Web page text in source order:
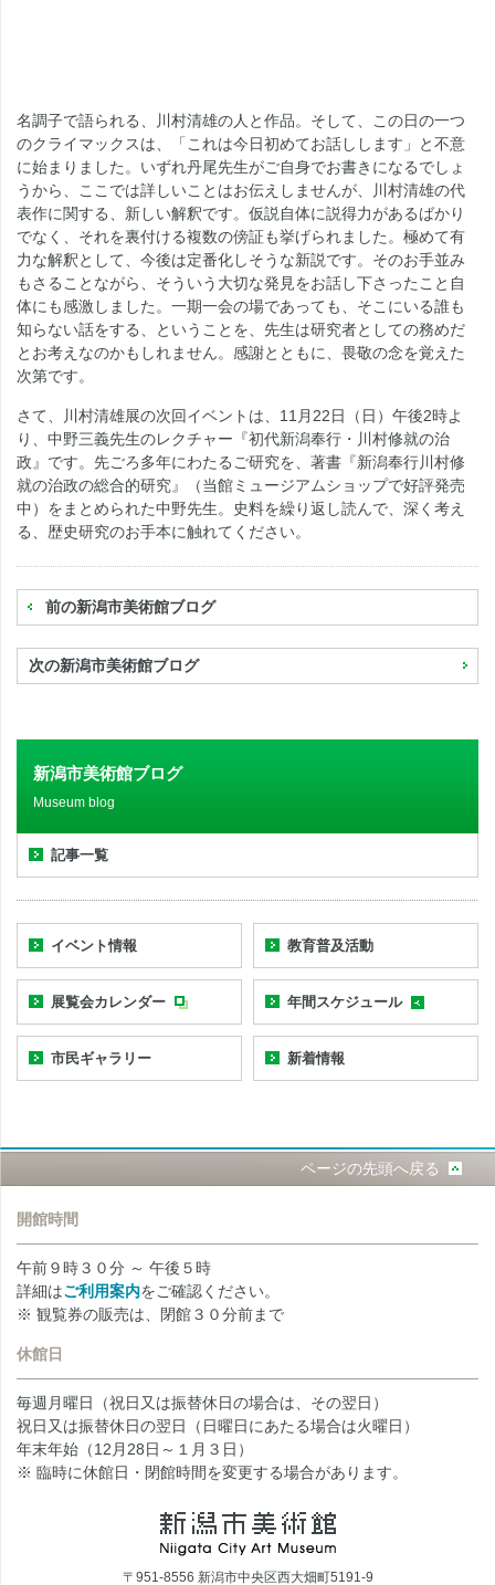
名調子で語られる、川村清雄の人と作品。そして、この日の一つ
のクライマックスは、「これは今日初めてお話しします」と不意
に始まりました。いずれ丹尾先生がご自身でお書きになるでしょ
うから、ここでは詳しいことはお伝えしませんが、川村清雄の代
表作に関する、新しい解釈です。仮説自体に説得力があるばかり
でなく、それを裏付ける複数の傍証も挙げられました。極めて有
力な解釈として、今後は定番化しそうな新説です。そのお手並み
もさることながら、そういう大切な発見をお話し下さったこと自
体にも感激しました。一期一会の場であっても、そこにいる誰も
知らない話をする、ということを、先生は研究者としての務めだ
とお考えなのかもしれません。感謝とともに、畏敬の念を覚えた
次第です。
さて、川村清雄展の次回イベントは、11月22日（日）午後2時よ
り、中野三義先生のレクチャー『初代新潟奉行・川村修就の治
政』です。先ごろ多年にわたるご研究を、著書『新潟奉行川村修
就の治政の総合的研究』（当館ミュージアムショップで好評発売
中）をまとめられた中野先生。史料を繰り返し読んで、深く考え
る、歴史研究のお手本に触れてください。
前の新潟市美術館ブログ
次の新潟市美術館ブログ
新潟市美術館ブログ
Museum blog
記事一覧
イベント情報 教育普及活動
展覧会カレンダー 年間スケジュール
市民ギャラリー 新着情報
ページの先頭へ戻る
開館時間
午前９時３０分 ～ 午後５時
詳細はご利用案内をご確認ください。
※ 観覧券の販売は、閉館３０分前まで
休館日
毎週月曜日（祝日又は振替休日の場合は、その翌日）
祝日又は振替休日の翌日（日曜日にあたる場合は火曜日）
年末年始（12月28日～１月３日）
※ 臨時に休館日・閉館時間を変更する場合があります。
〒951-8556 新潟市中央区西大畑町5191-9